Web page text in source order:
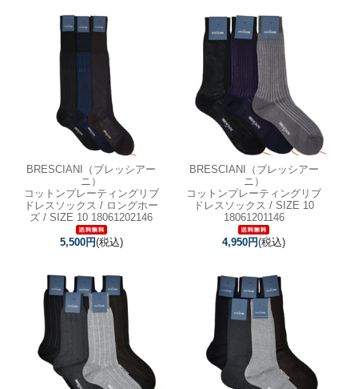
BRESCIANI（ブレッシアー
ニ）
コットンプレーティングリブ
ドレスソックス / ロングホー
ズ / SIZE 10 18061202146
5,500円(税込)
BRESCIANI（ブレッシアー
ニ）
コットンプレーティングリブ
ドレスソックス / SIZE 10
18061201146
4,950円(税込)